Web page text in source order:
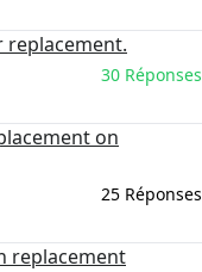
replacement.
30 Réponses
on
25 Réponses
replacement